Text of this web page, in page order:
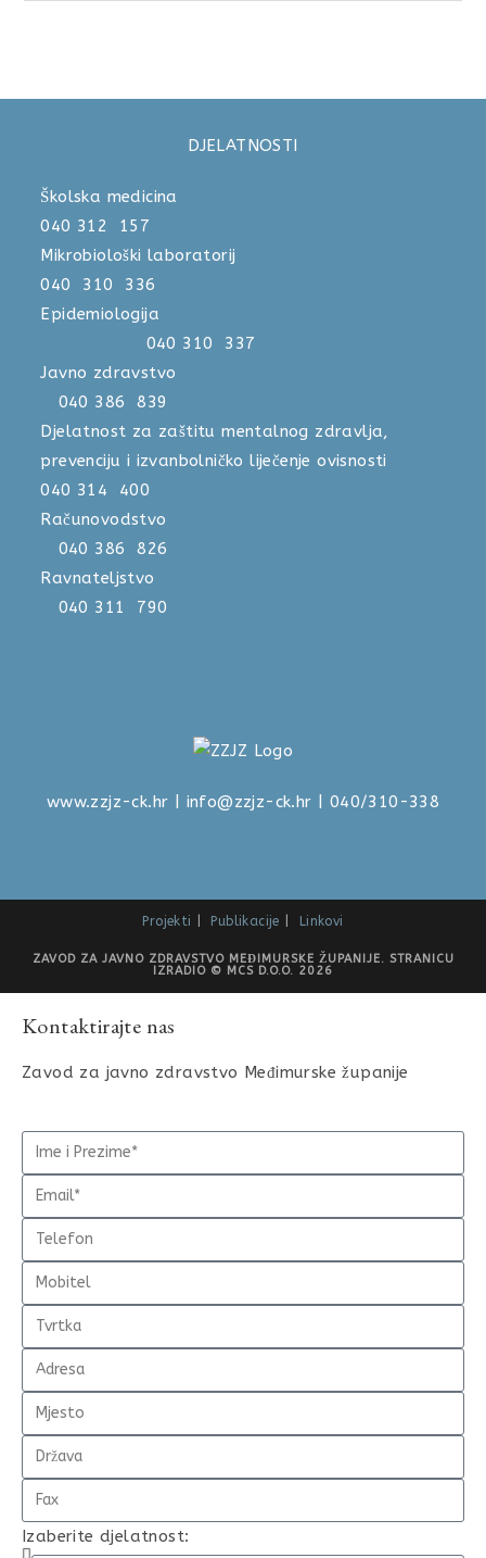
DJELATNOSTI
Školska medicina
040 312 157
Mikrobiološki laboratorij
040 310 336
Epidemiologija
040 310 337
Javno zdravstvo
040 386 839
Djelatnost za zaštitu mentalnog zdravlja,
prevenciju i izvanbolničko liječenje ovisnosti
040 314 400
Računovodstvo
040 386 826
Ravnateljstvo
040 311 790
www.zzjz-ck.hr info@zzjz-ck.hr | 040/310-338
Projekti Publikacije Linkovi
ZAVOD ZA JAVNO ZDRAVSTVO MEĐIMURSKE ŽUPANIJE. STRANICU
IZRADIO © MCS D.O.O. 2026
Kontaktirajte nas
Zavod za javno zdravstvo Međimurske županije
Izaberite djelatnost: